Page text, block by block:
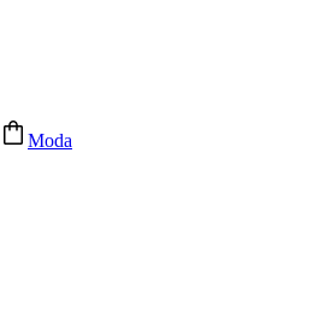
Moda